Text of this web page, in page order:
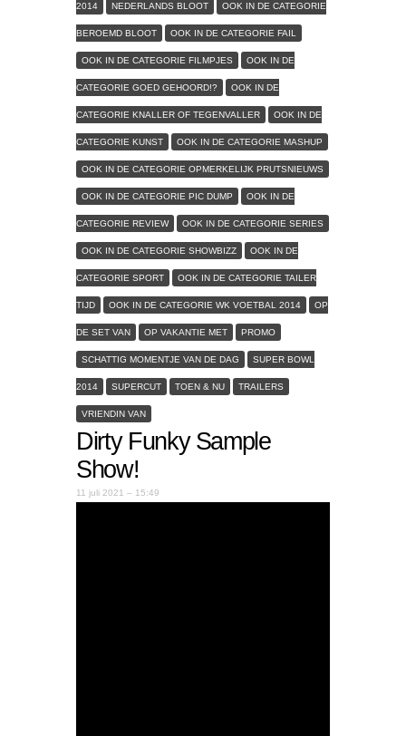
2014 NEDERLANDS BLOOT OOK IN DE CATEGORIE
BEROEMD BLOOT OOK IN DE CATEGORIE FAIL
OOK IN DE CATEGORIE FILMPJES OOK IN DE
CATEGORIE GOED GEHOORD!? OOK IN DE
CATEGORIE KNALLER OF TEGENVALLER OOK IN DE
CATEGORIE KUNST OOK IN DE CATEGORIE MASHUP
OOK IN DE CATEGORIE OPMERKELIJK PRUTSNIEUWS
OOK IN DE CATEGORIE PIC DUMP OOK IN DE
CATEGORIE REVIEW OOK IN DE CATEGORIE SERIES
OOK IN DE CATEGORIE SHOWBIZZ OOK IN DE
CATEGORIE SPORT OOK IN DE CATEGORIE TAILER
TIJD OOK IN DE CATEGORIE WK VOETBAL 2014 OP
DE SET VAN OP VAKANTIE MET PROMO
SCHATTIG MOMENTJE VAN DE DAG SUPER BOWL
2014 SUPERCUT TOEN & NU TRAILERS
VRIENDIN VAN
Dirty Funky Sample
Show!
11 juli 2021 – 15:49